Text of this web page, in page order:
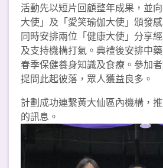
活動先以短片回顧整年成果，並
大使」及「愛笑瑜伽大使」頒發
同時安排兩位「健康大使」分享
及支持機構打氣。典禮後安排中
春季保健養身知識及食療。參加
提問此起彼落，眾人獲益良多。
計劃成功連繫黃大仙區內機構，
的訊息。